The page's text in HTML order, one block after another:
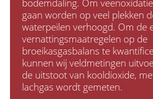
bodemdaling. Om
gaan worden op veel plekken
waterpeilen verhoogd. Om de
vernattingsmaatregelen op de
broeikasgasbalans te
kunnen wij veldmetingen
de uitstoot van kooldioxide,
lachgas wordt gemeten.